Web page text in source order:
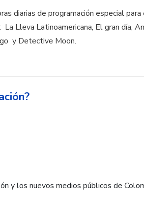
diarias de programación especial
Lleva Latinoamericana, El gran día,
y Detective Moon.
y los nuevos medios públicos de